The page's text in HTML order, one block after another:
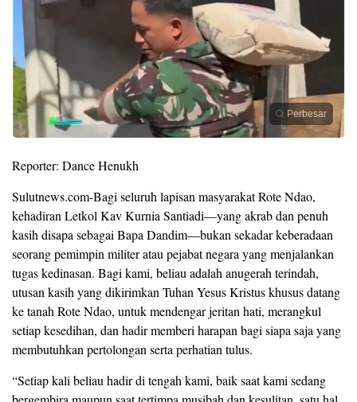
Perbesar
Reporter: Dance Henukh
Sulutnews.com-Bagi seluruh lapisan masyarakat Rote Ndao,
kehadiran Letkol Kav Kurnia Santiadi—yang akrab dan penuh
kasih disapa sebagai Bapa Dandim—bukan sekadar keberadaan
seorang pemimpin militer atau pejabat negara yang menjalankan
tugas kedinasan. Bagi kami, beliau adalah anugerah terindah,
utusan kasih yang dikirimkan Tuhan Yesus Kristus khusus datang
ke tanah Rote Ndao, untuk mendengar jeritan hati, merangkul
setiap kesedihan, dan hadir memberi harapan bagi siapa saja yang
membutuhkan pertolongan serta perhatian tulus.
“Setiap kali beliau hadir di tengah kami, baik saat kami sedang